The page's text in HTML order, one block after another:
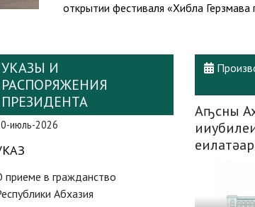
открытии фестиваля «Хибла Герзмава
УКАЗЫ И
РАСПОРЯЖЕНИЯ
ПРЕЗИДЕНТА
июль-2026
приеме в гражданство
Абхазия
Аҧсны